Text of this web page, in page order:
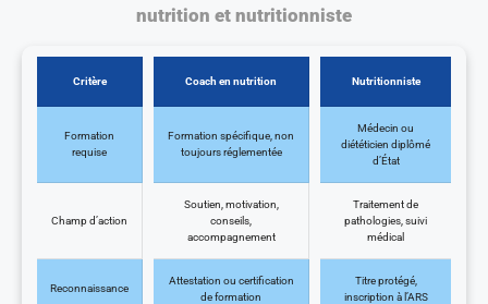
nutrition et nutritionniste
Critère Coach en nutrition Nutritionniste
Formation
requise
Formation spécifique, non
toujours réglementée
Médecin ou
diététicien diplômé
d’État
Champ d’action
Soutien, motivation,
conseils,
accompagnement
Traitement de
pathologies, suivi
médical
Reconnaissance
Attestation ou certification
de formation
Titre protégé,
inscription à l’ARS